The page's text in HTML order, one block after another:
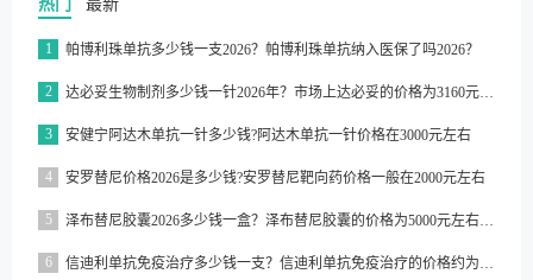
热门 最新
1 帕博利珠单抗多少钱一支2026？帕博利珠单抗纳入医保了吗2026？
2 达必妥生物制剂多少钱一针2026年？市场上达必妥的价格为3160元/支左右
3 安健宁阿达木单抗一针多少钱?阿达木单抗一针价格在3000元左右
4 安罗替尼价格2026是多少钱?安罗替尼靶向药价格一般在2000元左右
5 泽布替尼胶囊2026多少钱一盒？泽布替尼胶囊的价格为5000元左右一盒
6 信迪利单抗免疫治疗多少钱一支？信迪利单抗免疫治疗的价格约为2843元一支